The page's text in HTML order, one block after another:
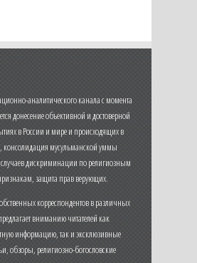
аналитического канала с момента
донесение объективной и достоверной
в России и мире и происходящих в
консолидация мусульманской уммы
дискриминации по религиозным
защита прав верующих.
корреспондентов в различных
вниманию читателей как
информацию, так и эксклюзивные
обзоры, религиозно-богословские